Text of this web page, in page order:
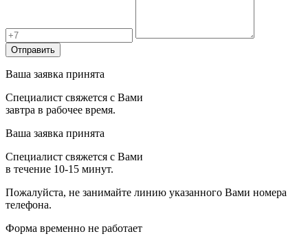
Отправить
Ваша заявка принята
Специалист свяжется с Вами
завтра в рабочее время.
Ваша заявка принята
Специалист свяжется с Вами
в течение 10-15 минут.
Пожалуйста, не занимайте линию указанного Вами номера
телефона.
Форма временно не работает